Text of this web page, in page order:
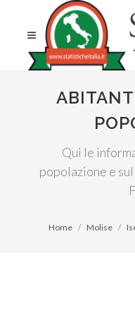
Qui le
popolazione e
Home Molise